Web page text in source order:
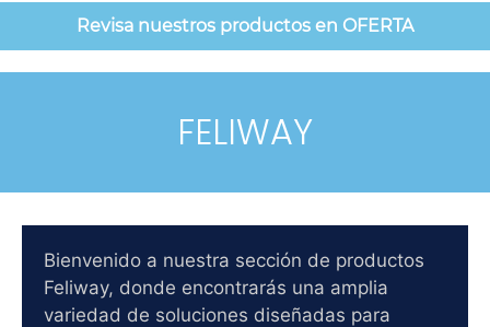
Revisa nuestros productos en OFERTA
FELIWAY
Bienvenido a nuestra sección de productos
Feliway, donde encontrarás una amplia
variedad de soluciones diseñadas para